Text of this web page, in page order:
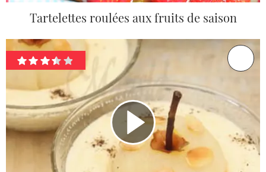
Tartelettes roulées aux fruits de saison